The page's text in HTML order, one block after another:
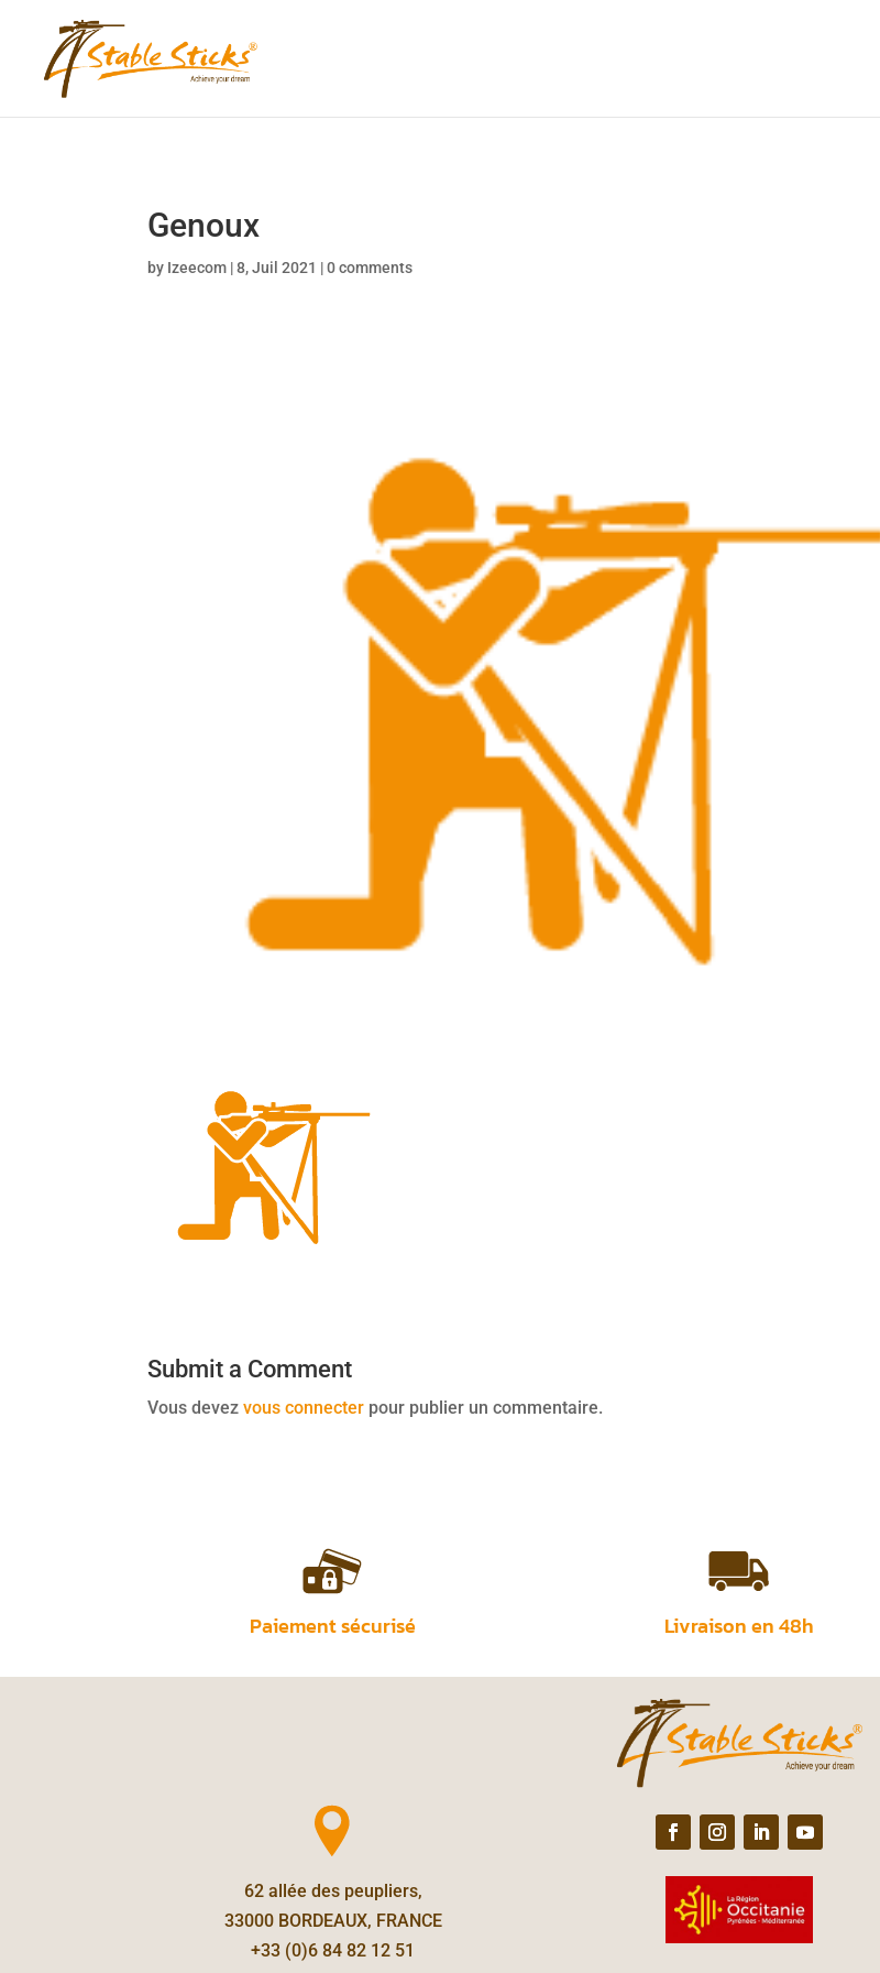
content="i9_D_2By4wVyv4kzvSgTllajP93NMPoWHrvKep8uqEg" />
Genoux
by Izeecom |8, Juil 2021 |0 comments
Submit a Comment
Vous devezvous connecter pour publier un commentaire.
Paiement sécurisé Livraison en 48h
62 allée des peupliers,
33000 BORDEAUX, FRANCE
+33 (0)6 84 82 12 51